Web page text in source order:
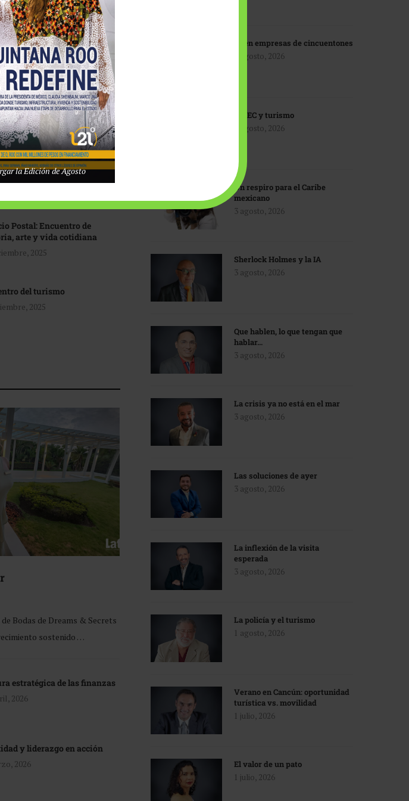
turística con visión
2026
global en
2026
Postal: Encuentro de
arte y vida cotidiana
2025
del turismo
2025
Bodas de Dreams & Secrets
sostenido …
estratégica de las finanzas
2026
y liderazgo en acción
2026
IA en empresas de cincuentones
3 agosto, 2026
TMEC y turismo
3 agosto, 2026
Un respiro para el Caribe
mexicano
3 agosto, 2026
Sherlock Holmes y la IA
3 agosto, 2026
Que hablen, lo que tengan que
hablar…
3 agosto, 2026
La crisis ya no está en el mar
3 agosto, 2026
Las soluciones de ayer
3 agosto, 2026
La inflexión de la visita
esperada
3 agosto, 2026
La policía y el turismo
1 agosto, 2026
Verano en Cancún: oportunidad
turística vs. movilidad
1 julio, 2026
El valor de un pato
1 julio, 2026
la Edición de Agosto